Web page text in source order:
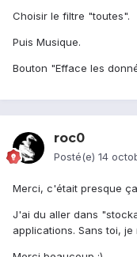
Choisir le filtre "toutes".
Puis Musique.
Bouton "Efface les
roc0
Posté(e) 14
Merci, c'était presque
J'ai du aller dans
applications. Sans toi,